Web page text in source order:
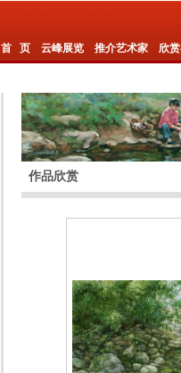
首 页 云峰展览 推介艺术家 欣
作品欣赏